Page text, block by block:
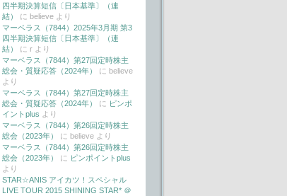
四半期決算短信〔日本基準〕（連
結）
に believe より
マーベラス（7844）2025年3月期 第3
四半期決算短信〔日本基準〕（連
結）
に r より
マーベラス（7844）第27回定時株主
総会・質疑応答（2024年）
に believe
より
マーベラス（7844）第27回定時株主
総会・質疑応答（2024年）
に ピンポ
イントplus より
マーベラス（7844）第26回定時株主
総会（2023年）
に believe より
マーベラス（7844）第26回定時株主
総会（2023年）
に ピンポイントplus
より
STAR☆ANIS アイカツ！スペシャル
LIVE TOUR 2015 SHINING STAR* ＠